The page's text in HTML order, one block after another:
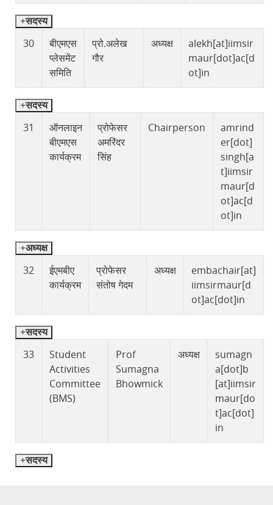
सदस्य
30
बीएमएस
प्लेसमेंट
समिति
प्रो.अलेख
गौर
अध्यक्ष
alekh[at]iimsir
maur[dot]ac[d
ot]in
सदस्य
31
ऑनलाइन
बीएमएस
कार्यक्रम
प्रोफेसर
अमरिंदर
सिंह
Chairperson
amrind
er[dot]
singh[a
t]iimsir
maur[d
ot]ac[d
ot]in
अध्यक्ष
32
ईएमबीए
कार्यक्रम
प्रोफेसर
संतोष गेदम
अध्यक्ष
embachair[at]
iimsirmaur[d
ot]ac[dot]in
सदस्य
33
Student
Activities
Committee
(BMS)
Prof
Sumagna
Bhowmick
अध्यक्ष
sumagn
a[dot]b
[at]iimsir
maur[do
t]ac[dot]
in
सदस्य